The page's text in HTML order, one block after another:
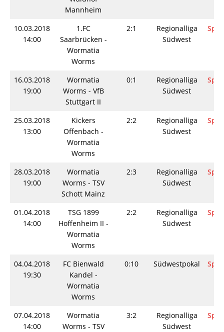
Mannheim
10.03.2018
14:00
1.FC
Saarbrücken -
Wormatia
Worms
2:1
Regionalliga
Südwest
16.03.2018
19:00
Wormatia
Worms - VfB
Stuttgart II
0:1
Regionalliga
Südwest
25.03.2018
13:00
Kickers
Offenbach -
Wormatia
Worms
2:2
Regionalliga
Südwest
28.03.2018
19:00
Wormatia
Worms - TSV
Schott Mainz
2:3
Regionalliga
Südwest
01.04.2018
14:00
TSG 1899
Hoffenheim II -
Wormatia
Worms
2:2
Regionalliga
Südwest
04.04.2018
19:30
FC Bienwald
Kandel -
Wormatia
Worms
0:10 Südwestpokal
07.04.2018
14:00
Wormatia
Worms - TSV
3:2
Regionalliga
Südwest